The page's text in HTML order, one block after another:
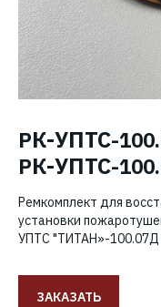
РК-УПТС-
РК-УПТС-
Ремкомплект для
установки
УПТС "ТИТАН»-100.07Д
ЗАКАЗАТЬ